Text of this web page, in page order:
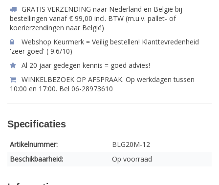
GRATIS VERZENDING naar Nederland en België bij
bestellingen vanaf € 99,00 incl. BTW (m.u.v. pallet- of
koerierzendingen naar België)
Webshop Keurmerk = Veilig bestellen! Klanttevredenheid
'zeer goed' ( 9.6/10)
Al 20 jaar gedegen kennis = goed advies!
WINKELBEZOEK OP AFSPRAAK. Op werkdagen tussen
10:00 en 17:00. Bel 06-28973610
Specificaties
Artikelnummer:
BLG20M-12
Beschikbaarheid:
Op voorraad